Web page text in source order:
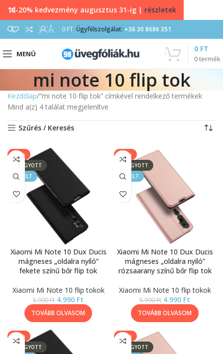
0 0 FT Ügyfélszolgálat: +36 30 8686 351
MENÜ
0termék
0 FT
mi note 10 flip tok
Kezdőlap “mi note 10 flip tok” címkével rendelkező termékek
Mind a(z) 4 találat megjelenítve
Szűrés / Keresés
-17%
ELFOGYOTT
KIEMELT
Xiaomi Mi Note 10 Dux Ducis
mágneses „oldalra nyíló”
fekete színű bőr flip tok
Xiaomi Mi Note 10 flip tokok
5.990Ft 4.990 Ft
TOVÁBB OLVASOM
-17%
ELFOGYOTT
KIEMELT
Xiaomi Mi Note 10 Dux Ducis
mágneses „oldalra nyíló”
rózsaarany színű bőr flip tok
Xiaomi Mi Note 10 flip tokok
5.990Ft 4.990 Ft
TOVÁBB OLVASOM
-17%
ELFOGYOTT
-17%
ELFOGYOTT
10-20% kedvezmény augusztus 31-ig | részletek